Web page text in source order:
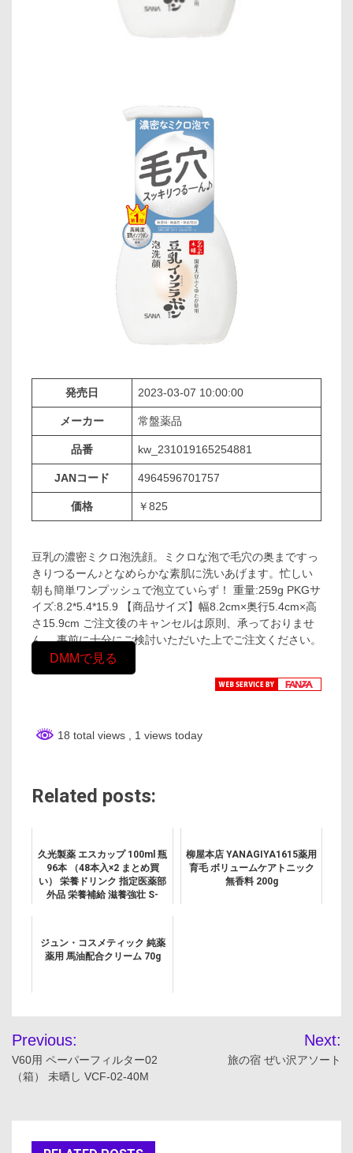
発売日 2023-03-07 10:00:00
メーカー 常盤薬品
品番 kw_231019165254881
JANコード 4964596701757
価格 ￥825
豆乳の濃密ミクロ泡洗顔。ミクロな泡で毛穴の奥まですっ
きりつるーん♪となめらかな素肌に洗いあげます。忙しい
朝も簡単ワンプッシュで泡立ていらず！ 重量:259g PKGサ
イズ:8.2*5.4*15.9 【商品サイズ】幅8.2cm×奥行5.4cm×高
さ15.9cm ご注文後のキャンセルは原則、承っておりませ
ん。 事前に十分にご検討いただいた上でご注文ください。
DMMで見る
18 total views , 1 views today
Related posts:
久光製薬 エスカップ 100ml 瓶
96本 （48本入×2 まとめ買
い） 栄養ドリンク 指定医薬部
外品 栄養補給 滋養強壮 S-
柳屋本店 YANAGIYA1615薬用
育毛 ボリュームケアトニック
無香料 200g
ジュン・コスメティック 純薬
薬用 馬油配合クリーム 70g
投
稿
Previous:
V60用 ペーパーフィルター02
（箱） 未晒し VCF-02-40M
Next:
旅の宿 ぜい沢アソート